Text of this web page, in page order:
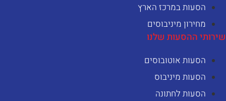
הסעות במרכז הארץ
מחירון מיניבוסים
ההסעות שלנו
הסעות אוטובוסים
הסעות מיניבוס
הסעות לחתונה